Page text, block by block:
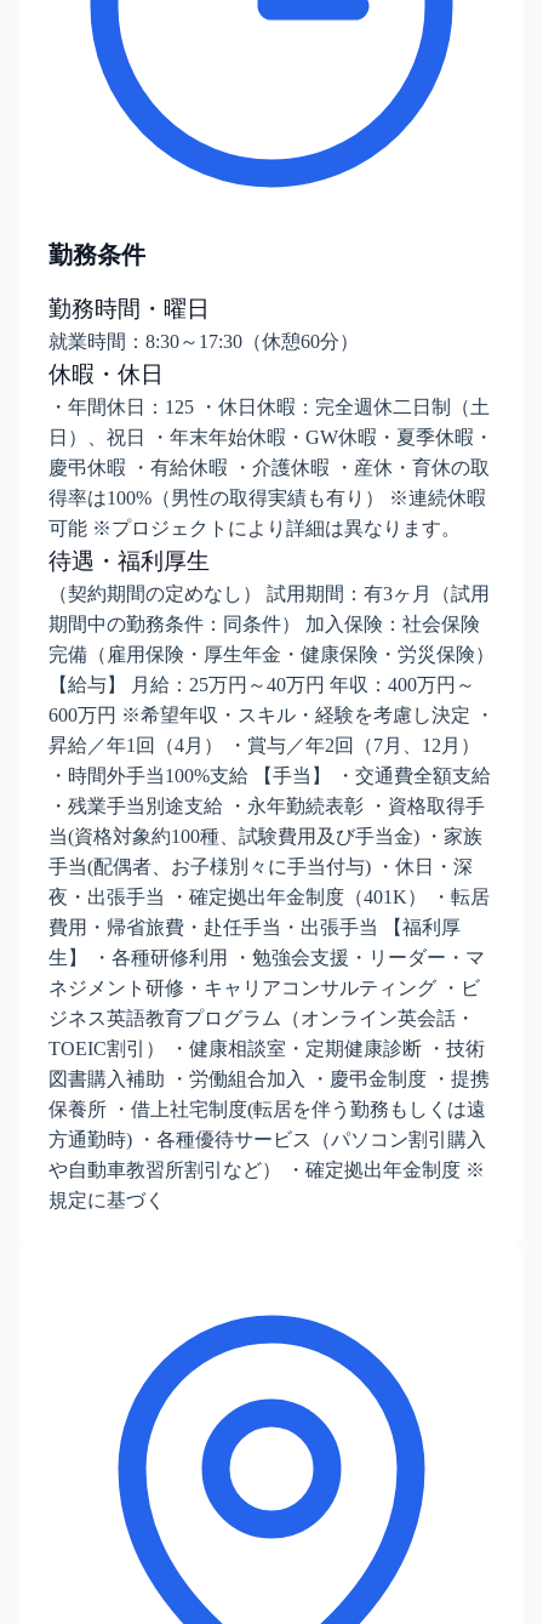
勤務条件
勤務時間・曜日
就業時間：8:30～17:30（休憩60分）
休暇・休日
・年間休日：125 ・休日休暇：完全週休二日制（土
日）、祝日 ・年末年始休暇・GW休暇・夏季休暇・
慶弔休暇 ・有給休暇 ・介護休暇 ・産休・育休の取
得率は100%（男性の取得実績も有り） ※連続休暇
可能 ※プロジェクトにより詳細は異なります。
待遇・福利厚生
（契約期間の定めなし） 試用期間：有3ヶ月（試用
期間中の勤務条件：同条件） 加入保険：社会保険
完備（雇用保険・厚生年金・健康保険・労災保険）
【給与】 月給：25万円～40万円 年収：400万円～
600万円 ※希望年収・スキル・経験を考慮し決定 ・
昇給／年1回（4月） ・賞与／年2回（7月、12月）
・時間外手当100%支給 【手当】 ・交通費全額支給
・残業手当別途支給 ・永年勤続表彰 ・資格取得手
当(資格対象約100種、試験費用及び手当金) ・家族
手当(配偶者、お子様別々に手当付与) ・休日・深
夜・出張手当 ・確定拠出年金制度（401K） ・転居
費用・帰省旅費・赴任手当・出張手当 【福利厚
生】 ・各種研修利用 ・勉強会支援・リーダー・マ
ネジメント研修・キャリアコンサルティング ・ビ
ジネス英語教育プログラム（オンライン英会話・
TOEIC割引） ・健康相談室・定期健康診断 ・技術
図書購入補助 ・労働組合加入 ・慶弔金制度 ・提携
保養所 ・借上社宅制度(転居を伴う勤務もしくは遠
方通勤時) ・各種優待サービス（パソコン割引購入
や自動車教習所割引など） ・確定拠出年金制度 ※
規定に基づく